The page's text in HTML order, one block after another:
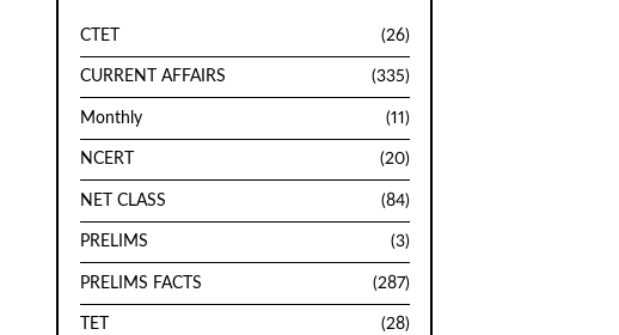
CTET (26)
CURRENT AFFAIRS (335)
Monthly (11)
NCERT (20)
NET CLASS (84)
PRELIMS (3)
PRELIMS FACTS (287)
TET (28)